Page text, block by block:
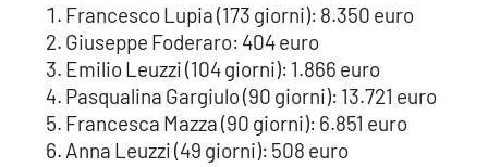
Francesco Lupia (173 giorni): 8.350 euro
Giuseppe Foderaro: 404 euro
Emilio Leuzzi (104 giorni): 1.866 euro
Pasqualina Gargiulo (90 giorni): 13.721 euro
Francesca Mazza (90 giorni): 6.851 euro
Anna Leuzzi (49 giorni): 508 euro